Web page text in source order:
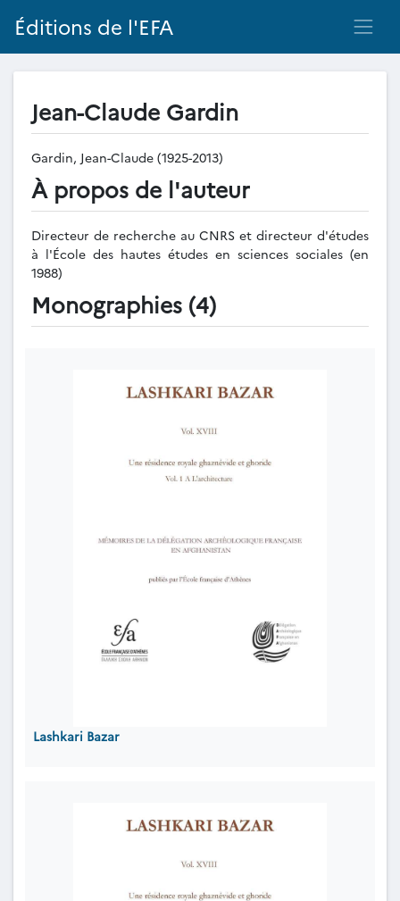
Éditions de l'EFA
Jean-Claude Gardin
Gardin, Jean-Claude (1925-2013)
À propos de l'auteur
Directeur de recherche au CNRS et directeur d'études
à l'École des hautes études en sciences sociales (en
1988)
Monographies (4)
Lashkari Bazar